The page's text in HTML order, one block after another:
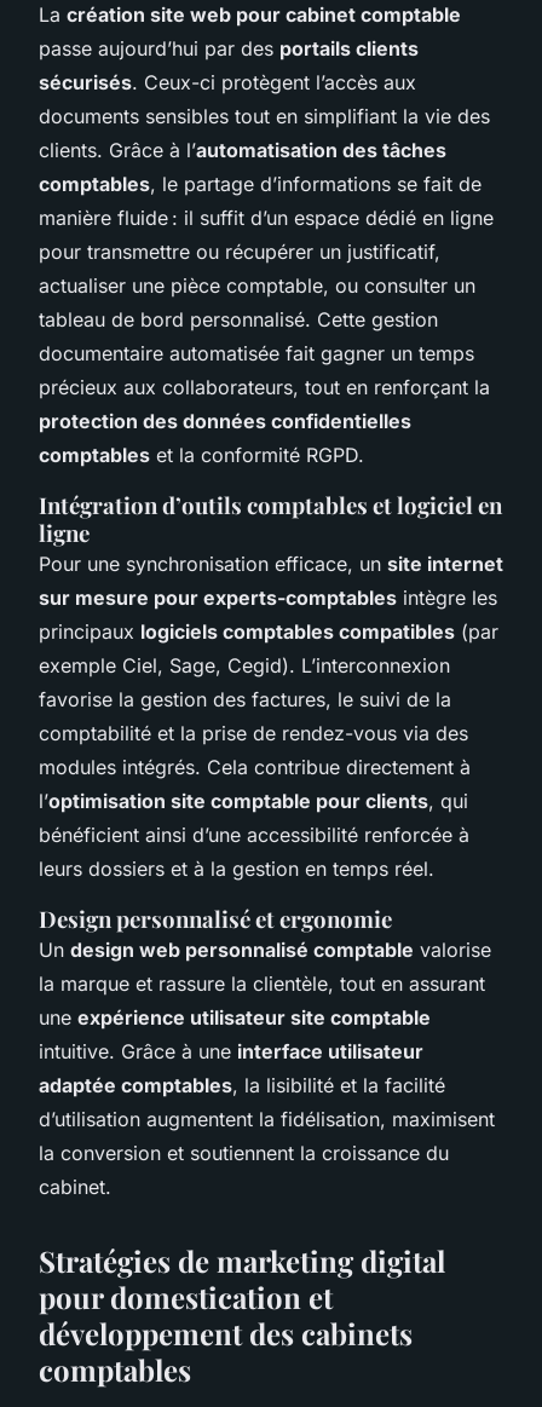
La création site web pour cabinet comptable
passe aujourd’hui par des portails clients
sécurisés. Ceux-ci protègent l’accès aux
documents sensibles tout en simplifiant la vie des
clients. Grâce à l’automatisation des tâches
comptables, le partage d’informations se fait de
manière fluide : il suffit d’un espace dédié en ligne
pour transmettre ou récupérer un justificatif,
actualiser une pièce comptable, ou consulter un
tableau de bord personnalisé. Cette gestion
documentaire automatisée fait gagner un temps
précieux aux collaborateurs, tout en renforçant la
protection des données confidentielles
comptables et la conformité RGPD.
Intégration d’outils comptables et logiciel en
ligne
Pour une synchronisation efficace, un site internet
sur mesure pour experts-comptables intègre les
principaux logiciels comptables compatibles (par
exemple Ciel, Sage, Cegid). L’interconnexion
favorise la gestion des factures, le suivi de la
comptabilité et la prise de rendez-vous via des
modules intégrés. Cela contribue directement à
l’optimisation site comptable pour clients, qui
bénéficient ainsi d’une accessibilité renforcée à
leurs dossiers et à la gestion en temps réel.
Design personnalisé et ergonomie
Un design web personnalisé comptable valorise
la marque et rassure la clientèle, tout en assurant
une expérience utilisateur site comptable
intuitive. Grâce à une interface utilisateur
adaptée comptables, la lisibilité et la facilité
d’utilisation augmentent la fidélisation, maximisent
la conversion et soutiennent la croissance du
cabinet.
Stratégies de marketing digital
pour domestication et
développement des cabinets
comptables